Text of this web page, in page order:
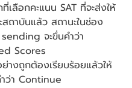
เลือกคะแนน SAT ที่จะส่งให้
ถาบันแล้ว สถานะในช่อง
จะขึ่นคำว่า
Scores
างถูกต้องเรียบร้อยแล้วให้
ว่า Continue